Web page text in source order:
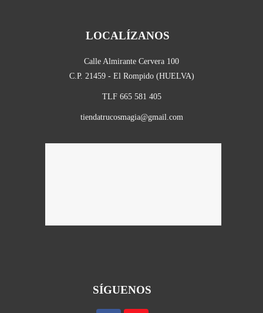
LOCALÍZANOS
Calle Almirante Cervera 100
C.P. 21459 - El Rompido (HUELVA)
TLF 665 581 405
tiendatrucosmagia@gmail.com
SÍGUENOS